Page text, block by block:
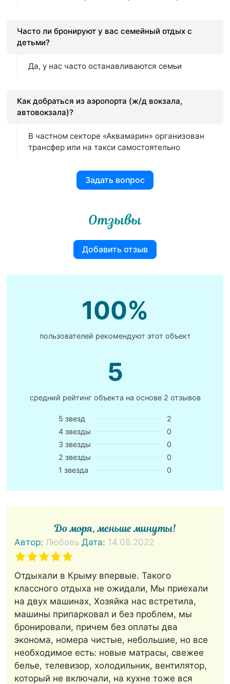
Часто ли бронируют у вас семейный отдых с
детьми?
Да, у нас часто останавливаются семьи
Как добраться из аэропорта (ж/д вокзала,
автовокзала)?
В частном секторе «Аквамарин» организован
трансфер или на такси самостоятельно
Задать вопрос
Отзывы
Добавить отзыв
100%
пользователей рекомендуют этот объект
5
средний рейтинг объекта на основе 2 отзывов
5 звезд
2
4 звезды
0
3 звезды
0
2 звезды
0
1 звезда
0
До моря, меньше минуты!
Автор: Любовь Дата: 14.08.2022
Отдыхали в Крыму впервые. Такого
классного отдыха не ожидали, Мы приехали
на двух машинах, Хозяйка нас встретила,
машины припарковал и без проблем, мы
бронировали, причем без оплаты два
эконома, номера чистые, небольшие, но все
необходимое есть: новые матрасы, свежее
белье, телевизор, холодильник, вентилятор,
который не включали, на кухне тоже вся